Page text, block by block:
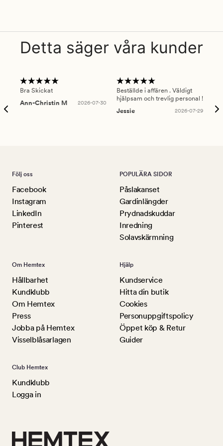
Detta säger våra kunder
Bra Skickat
Ann-Christin M
2026-07-30
Beställde i affären . Väldigt
hjälpsam och trevlig personal !
Jessie
2026-07-29
Följ oss
Facebook
Instagram
LinkedIn
Pinterest
POPULÄRA SIDOR
Påslakanset
Gardinlängder
Prydnadskuddar
Inredning
Solavskärmning
Om Hemtex
Hållbarhet
Kundklubb
Om Hemtex
Press
Jobba på Hemtex
Visselblåsarlagen
Hjälp
Kundservice
Hitta din butik
Cookies
Personuppgiftspolicy
Öppet köp & Retur
Guider
Club Hemtex
Kundklubb
Logga in